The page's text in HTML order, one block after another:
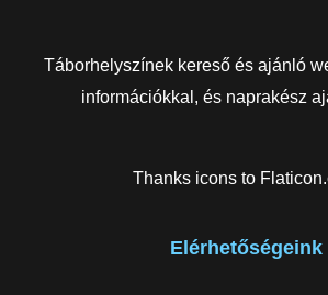
Táborhelyszínek kereső és ajánló
információkkal, és naprakész
Thanks icons to
Elérhetőségeink